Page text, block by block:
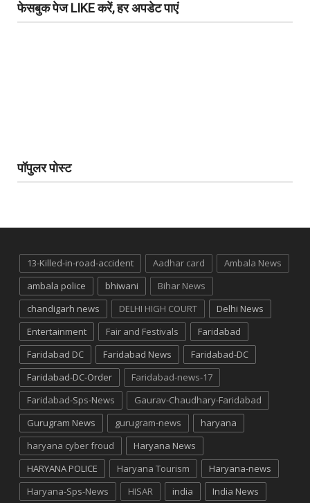
फेसबुक पेज LIKE करें, हर अपडेट पाएं
पॉपुलर पोस्ट
13-Killed-in-road-accident Aadhar card
Ambala News
ambala police
bhiwani
Bihar News
chandigarh news
DELHI HIGH COURT
Delhi News
Entertainment
Fair and Festivals
Faridabad
Faridabad DC
Faridabad News
Faridabad-DC
Faridabad-DC-Order
Faridabad-news-17
Faridabad-Sps-News
Gaurav-Chaudhary-Faridabad
Gurugram News
gurugram-news
haryana
haryana cyber froud
Haryana News
HARYANA POLICE
Haryana Tourism
Haryana-news
Haryana-Sps-News
HISAR india India News